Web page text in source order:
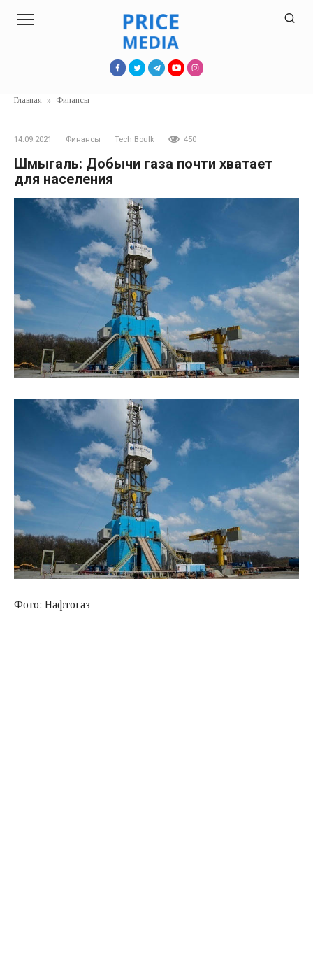
Главная » Финансы
14.09.2021 Финансы Tech Boulk 450
Шмыгаль: Добычи газа почти хватает
для населения
Фото: Нафтогаз